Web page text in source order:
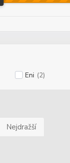
Eni (2)
Nejdražší